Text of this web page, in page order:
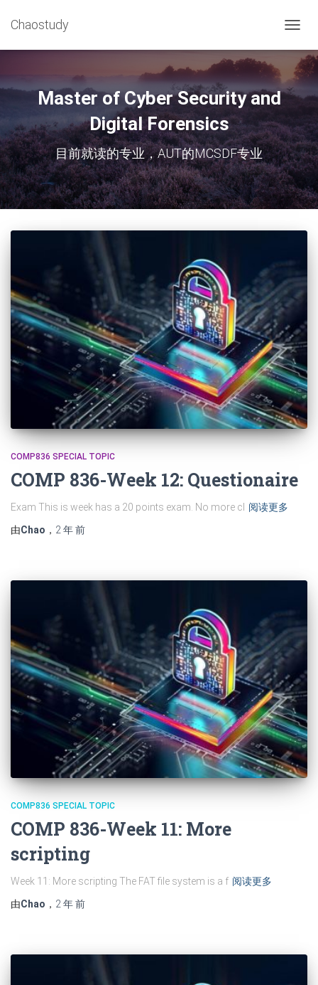
Chaostudy
换
导
航
Master of Cyber Security and
Digital Forensics
目前就读的专业，AUT的MCSDF专业
COMP836 SPECIAL TOPIC
COMP 836-Week 12: Questionaire
Exam This is week has a 20 points exam. No more cl
阅读更多
由Chao ， 2 年前
COMP836 SPECIAL TOPIC
COMP 836-Week 11: More
scripting
Week 11: More scripting The FAT file system is a f 阅读更多
由Chao ， 2 年前